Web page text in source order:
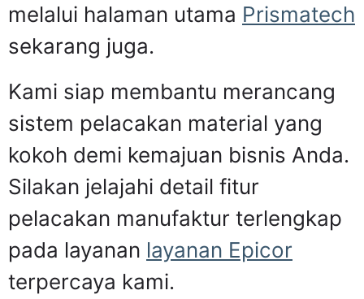
melalui halaman utama Prismatech
sekarang juga.
Kami siap membantu merancang
sistem pelacakan material yang
kokoh demi kemajuan bisnis Anda.
Silakan jelajahi detail fitur
pelacakan manufaktur terlengkap
pada layanan layanan Epicor
terpercaya kami.